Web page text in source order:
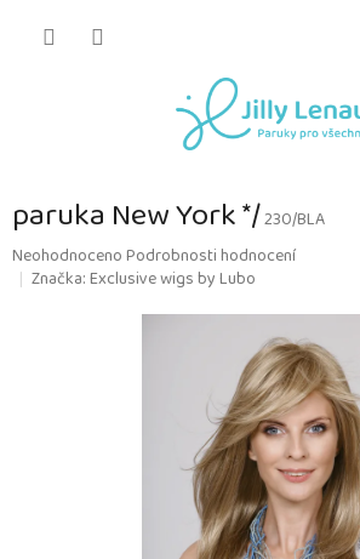
paruka New York */230/BLA
Průměrné
hodnocení
NeohodnocenoPodrobnosti hodnocení
Značka:Exclusive wigs by Lubo